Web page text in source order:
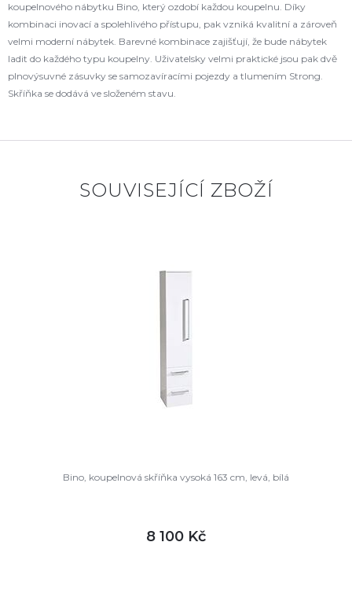
koupelnového nábytku Bino, který ozdobí každou koupelnu. Díky
kombinaci inovací a spolehlivého přístupu, pak vzniká kvalitní a zároveň
velmi moderní nábytek. Barevné kombinace zajišťují, že bude nábytek
ladit do každého typu koupelny. Uživatelsky velmi praktické jsou pak dvě
plnovýsuvné zásuvky se samozavíracími pojezdy a tlumením Strong.
Skříňka se dodává ve složeném stavu.
SOUVISEJÍCÍ ZBOŽÍ
Bino, koupelnová skříňka vysoká 163 cm, levá, bílá
8 100 Kč